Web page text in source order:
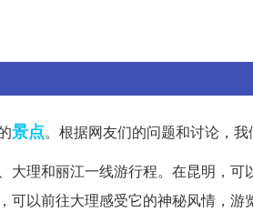
景点。根据网友们的问题和讨论，我
理和丽江一线游行程。在昆明，
以前往大理感受它的神秘风情，